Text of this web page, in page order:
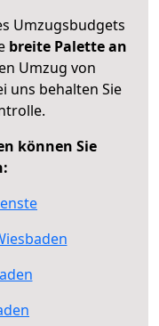
Umzugsbudgets
breite Palette an
Umzug von
uns behalten Sie
können Sie